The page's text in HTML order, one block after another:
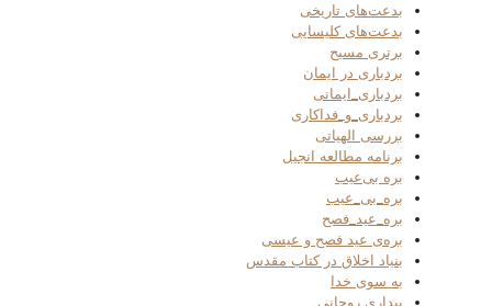
بدعت‌های تاریخی
بدعت‌های کلیسایی
برتری مسیح
بردباری در ایمان
بردباری_ایمانی
بردباری_و_فداکاری
بررسی الهیاتی
برنامه مطالعه انجیل
بره بی‌عیب
بره_بی_عیب
بره_عید_فصح
بره‌ی عید فصح و عیسی
بنیاد اخلاق در کتاب مقدس
به سوی خدا
بیداری روحانی